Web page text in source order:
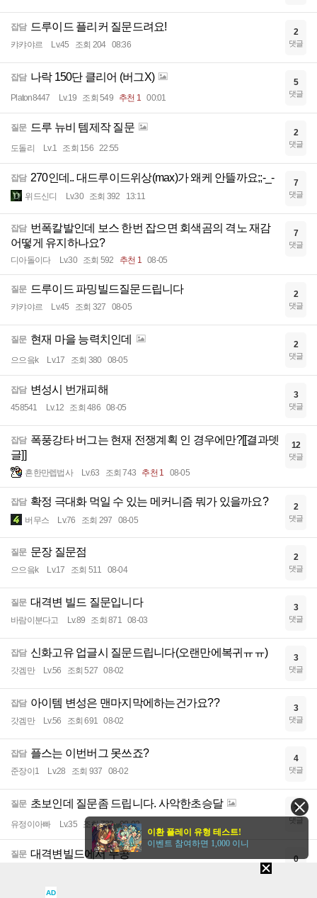
잡담 드루이드 플리커 질문드려요!
캬캬야르 Lv.45 조회 204 08:36
2
댓글
잡담 나락 150단 클리어 (버그X)
Platon8447 Lv.19 조회 549 추천 1 00:01
5
댓글
질문 드루 뉴비 템제작 질문
도돌리 Lv.1 조회 156 22:55
2
댓글
잡담 270인데.. 대드루이드위상(max)가 왜케 안뜰까요;;-_-
위드신디 Lv.30 조회 392 13:11
7
댓글
잡담 번폭칼발인데 보스 한번 잡으면 회색곰의 격노 재감
어떻게 유지하나요?
디아돌이다 Lv.30 조회 592 추천 1 08-05
7
댓글
질문 드루이드 파밍빌드질문드립니다
캬캬야르 Lv.45 조회 327 08-05
2
댓글
질문 현재 마을 능력치인데
으으읔k Lv.17 조회 380 08-05
2
댓글
잡담 변성시 번개피해
458541 Lv.12 조회 486 08-05
3
댓글
잡담 폭풍강타 버그는 현재 전쟁계획 인 경우에만?[[결과뎃
글]]
흔한만렙법사 Lv.63 조회 743 추천 1 08-05
12
댓글
잡담 확정 극대화 먹일 수 있는 메커니즘 뭐가 있을까요?
버무스 Lv.76 조회 297 08-05
2
댓글
질문 문장 질문점
으으읔k Lv.17 조회 511 08-04
2
댓글
질문 대격변 빌드 질문입니다
바람이분다고 Lv.89 조회 871 08-03
3
댓글
잡담 신화고유 업글시 질문드립니다(오랜만에복귀ㅠㅠ)
갓겜만 Lv.56 조회 527 08-02
3
댓글
잡담 아이템 변성은 맨마지막에하는건가요??
갓겜만 Lv.56 조회 691 08-02
3
댓글
잡담 플스는 이번버그 못쓰죠?
준장이1 Lv.28 조회 937 08-02
4
댓글
질문 초보인데 질문좀 드립니다. 사악한초승달
유정이아빠 Lv.35 조회 732 08-02
3
댓글
질문 대격변빌드에서 무공 0
AD
이환 플레이 유형 테스트!
이벤트 참여하면 1,000 이니